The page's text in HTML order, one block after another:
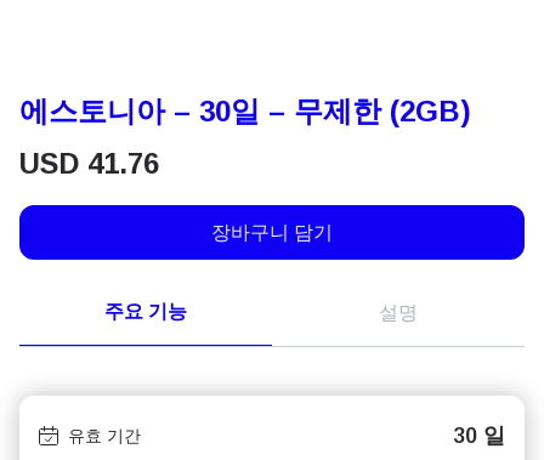
에스토니아 – 30일 – 무제한 (2GB)
USD 41.76
장바구니 담기
주요 기능 설명
유효 기간 30 일